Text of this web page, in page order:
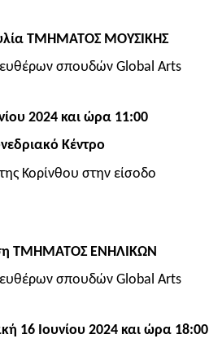
ΤΜΗΜΑΤΟΣ ΜΟΥΣΙΚΗΣ
σπουδών Global Arts
2024 και ώρα 11:00
Κέντρο
Κορίνθου στην είσοδο
ΤΜΗΜΑΤΟΣ ΕΝΗΛΙΚΩΝ
σπουδών Global Arts
16 Ιουνίου 2024 και ώρα 18:00